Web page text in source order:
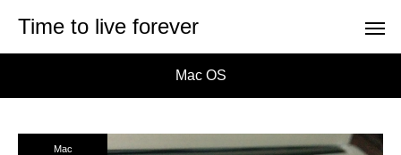
Time to live forever
Mac OS
Mac